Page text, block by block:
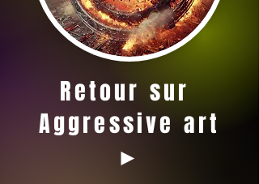
Retour sur
Aggressive art
►